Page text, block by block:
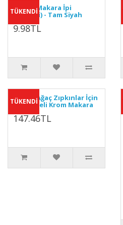
TÜKENDİ
Zıpkın Makara İpi
(Metreli) - Tam Siyah
9.98TL
TÜKENDİ
Apnea Ağaç Zıpkınlar İçin
Merdaneli Krom Makara
147.46TL